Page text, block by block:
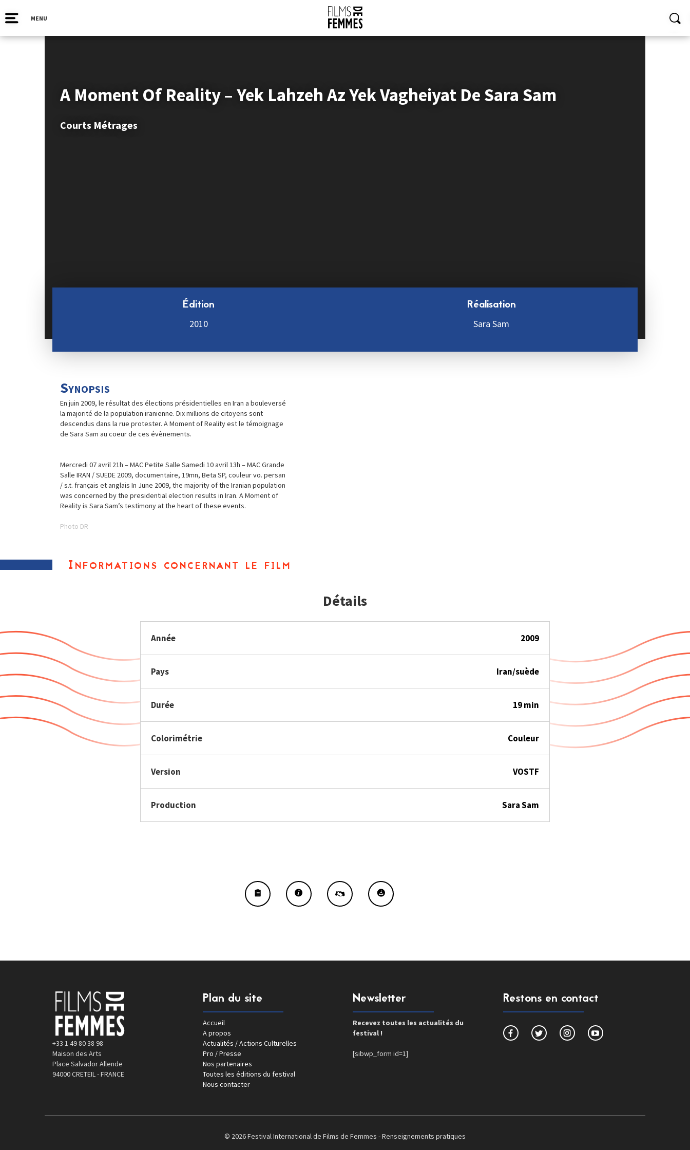
MENU
A Moment Of Reality – Yek Lahzeh Az Yek Vagheiyat De Sara Sam
Courts Métrages
Édition
2010
Réalisation
Sara Sam
Synopsis
En juin 2009, le résultat des élections présidentielles en Iran a bouleversé
la majorité de la population iranienne. Dix millions de citoyens sont
descendus dans la rue protester. A Moment of Reality est le témoignage
de Sara Sam au coeur de ces évènements.
Mercredi 07 avril 21h – MAC Petite Salle Samedi 10 avril 13h – MAC Grande
Salle IRAN / SUEDE 2009, documentaire, 19mn, Beta SP, couleur vo. persan
/ s.t. français et anglais In June 2009, the majority of the Iranian population
was concerned by the presidential election results in Iran. A Moment of
Reality is Sara Sam’s testimony at the heart of these events.
Photo DR
Informations concernant le film
Détails
Année 2009
Pays Iran/suède
Durée 19 min
Colorimétrie Couleur
Version VOSTF
Production Sara Sam
+33 1 49 80 38 98
Maison des Arts
Place Salvador Allende
94000 CRETEIL - FRANCE
Plan du site
Accueil
A propos
Actualités / Actions Culturelles
Pro / Presse
Nos partenaires
Toutes les éditions du festival
Nous contacter
Newsletter
Recevez toutes les actualités du
festival !
[sibwp_form id=1]
Restons en contact
© 2026 Festival International de Films de Femmes -Renseignements pratiques